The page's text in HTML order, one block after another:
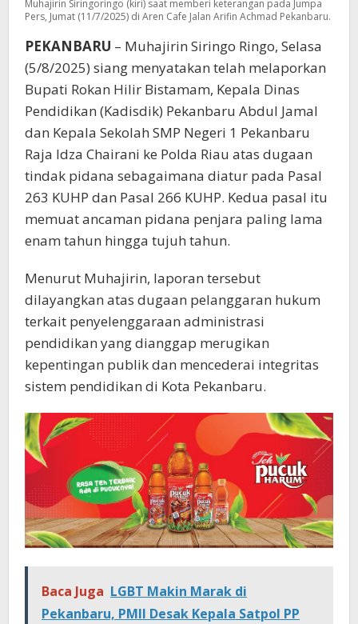
Muhajirin Siringoringo (kiri) saat memberi keterangan pada Jumpa
Pers, Jumat (11/7/2025) di Aren Cafe Jalan Arifin Achmad Pekanbaru.
PEKANBARU – Muhajirin Siringo Ringo, Selasa
(5/8/2025) siang menyatakan telah melaporkan
Bupati Rokan Hilir Bistamam, Kepala Dinas
Pendidikan (Kadisdik) Pekanbaru Abdul Jamal
dan Kepala Sekolah SMP Negeri 1 Pekanbaru
Raja Idza Chairani ke Polda Riau atas dugaan
tindak pidana sebagaimana diatur pada Pasal
263 KUHP dan Pasal 266 KUHP. Kedua pasal itu
memuat ancaman pidana penjara paling lama
enam tahun hingga tujuh tahun.
Menurut Muhajirin, laporan tersebut
dilayangkan atas dugaan pelanggaran hukum
terkait penyelenggaraan administrasi
pendidikan yang dianggap merugikan
kepentingan publik dan mencederai integritas
sistem pendidikan di Kota Pekanbaru.
Baca Juga LGBT Makin Marak di
Pekanbaru, PMII Desak Kepala Satpol PP